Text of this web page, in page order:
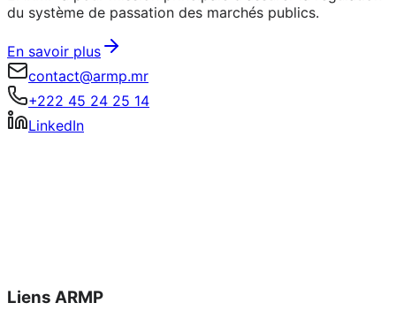
du système de passation des marchés publics.
En savoir plus
contact@armp.mr
+222 45 24 25 14
LinkedIn
Liens ARMP